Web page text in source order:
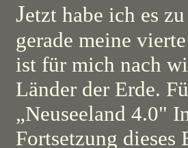
Jetzt habe ich es
gerade meine
ist für mich nach
Länder der Erde.
„Neuseeland 4.0"
Fortsetzung